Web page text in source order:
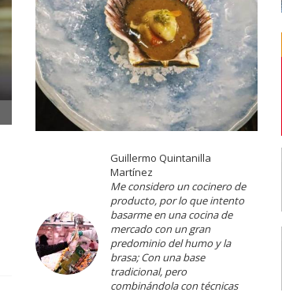
Guillermo Quintanilla
Martínez
Me considero un cocinero de
producto, por lo que intento
basarme en una cocina de
mercado con un gran
predominio del humo y la
brasa; Con una base
tradicional, pero
combinándola con técnicas